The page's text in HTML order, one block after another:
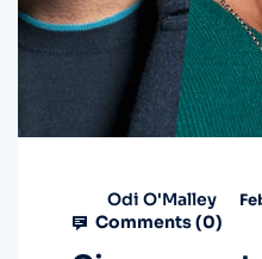
Odi O'Malley
Comments (0)